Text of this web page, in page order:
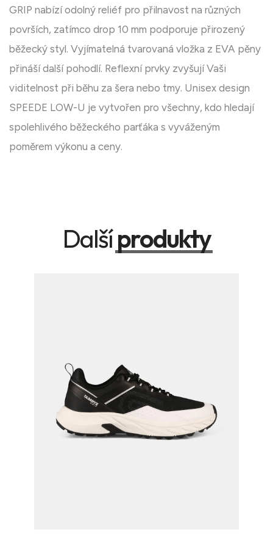
GRIP nabízí odolný reliéf pro přilnavost na různých
površích, zatímco drop 10 mm podporuje přirozený
běžecký styl. Vyjímatelná tvarovaná vložka z EVA pěny
přináší další pohodlí. Reflexní prvky zvyšují Vaši
viditelnost při běhu za šera nebo tmy. Unisex design
SPEEDE LOW-U je vytvořen pro všechny, kdo hledají
spolehlivého běžeckého parťáka s vyváženým
poměrem výkonu a ceny.
Dalšíprodukty